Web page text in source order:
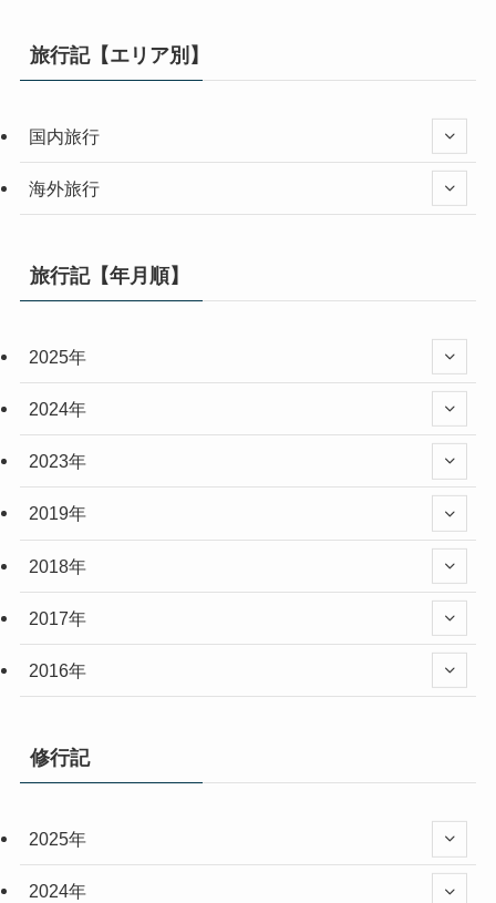
旅行記【エリア別】
国内旅行
海外旅行
旅行記【年月順】
2025年
2024年
2023年
2019年
2018年
2017年
2016年
修行記
2025年
2024年